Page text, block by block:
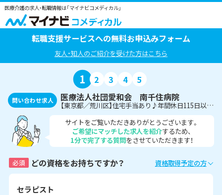
医療介護の求人・転職情報は「マイナビコメディカル」
転職支援サービスへの無料お申込みフォーム
友人・知人のご紹介を受けた方はこちら
1 2 3 4 5
問い合わせ求人 医療法人社団愛和会 南千住病院
【東京都／荒川区】住宅手当あり♪年間休日115日以上◎中規模病院での管理栄養士
サイトをご覧いただきありがとうございます。
ご希望にマッチした求人を紹介するため、
1分で完了する質問をさせていただきます！
必須 どの資格をお持ちですか？ 資格取得予定の方
セラピスト